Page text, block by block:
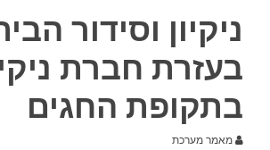
ניקיון וסידור
בעזרת חברת
בתקופת החגים
מאמר מערכת